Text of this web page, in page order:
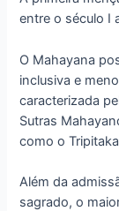
entre o século I
O Mahayana
inclusiva e
caracterizada
Sutras
como o
Além da
sagrado, o